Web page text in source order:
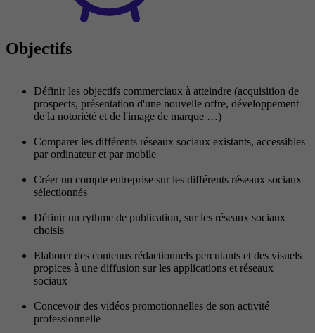
Objectifs
Définir les objectifs commerciaux à atteindre (acquisition de
prospects, présentation d'une nouvelle offre, développement
de la notoriété et de l'image de marque …)
Comparer les différents réseaux sociaux existants, accessibles
par ordinateur et par mobile
Créer un compte entreprise sur les différents réseaux sociaux
sélectionnés
Définir un rythme de publication, sur les réseaux sociaux
choisis
Elaborer des contenus rédactionnels percutants et des visuels
propices à une diffusion sur les applications et réseaux
sociaux
Concevoir des vidéos promotionnelles de son activité
professionnelle